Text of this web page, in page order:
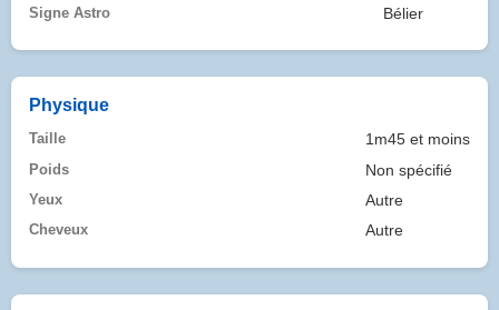
Signe Astro Bélier
Physique
Taille 1m45 et moins
Poids Non spécifié
Yeux Autre
Cheveux Autre